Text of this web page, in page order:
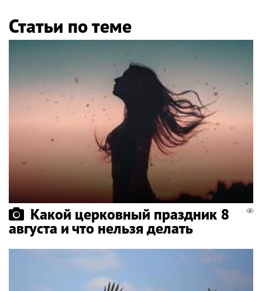
Статьи по теме
Какой церковный праздник 8
августа и что нельзя делать